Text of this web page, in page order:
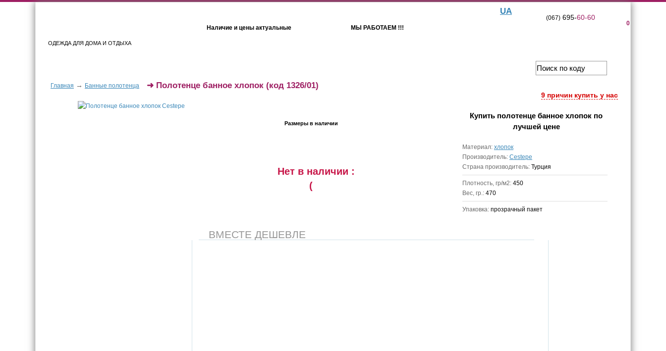
ОДЕЖДА ДЛЯ ДОМА И ОТДЫХА
Наличие и цены актуальные МЫ РАБОТАЕМ !!!
UA
0
(067)695-60-60
Главная → Банные полотенца
9 причин купить у нас
➜ Полотенце банное хлопок (код 1326/01)
Размеры в наличии
Нет в наличии :
(
Купить полотенце банное хлопок по
лучшей цене
Материал: хлопок
Производитель: Cestepe
Страна производитель: Турция
Плотность, гр/м2: 450
Вес, гр.: 470
Упаковка: прозрачный пакет
ВМЕСТЕ ДЕШЕВЛЕ